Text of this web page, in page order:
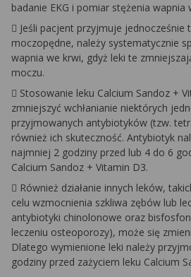
badanie EKG i pomiar stężenia wapnia
 Jeśli pacjent przyjmuje jednocześnie
moczopędne, należy systematycznie
wapnia we krwi, gdyż leki te
moczu.
 Stosowanie leku Calcium Sandoz +
zmniejszyć wchłanianie niektórych
przyjmowanych antybiotyków (tzw.
również ich skuteczność. Antybiotyk
najmniej 2 godziny przed lub 4 do 6
Calcium Sandoz + Vitamin D3.
 Również działanie innych leków,
celu wzmocnienia szkliwa zębów lub
antybiotyki chinolonowe oraz
leczeniu osteoporozy), może się
Dlatego wymienione leki należy
godziny przed zażyciem leku Calcium